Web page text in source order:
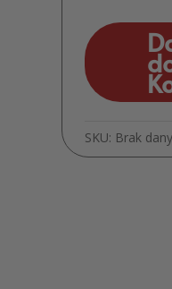
SKU: Brak